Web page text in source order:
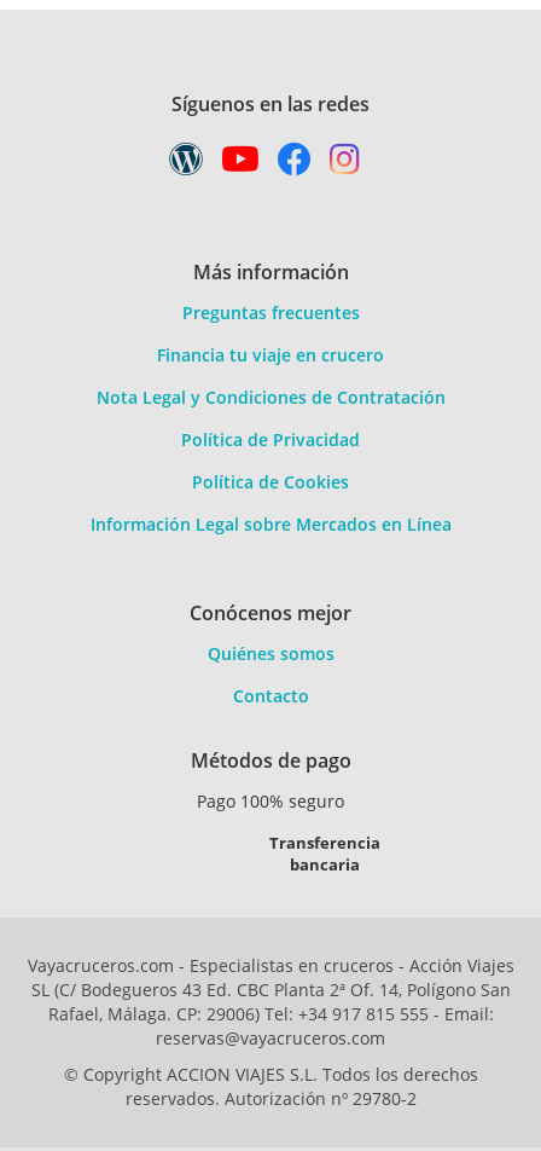
Síguenos en las redes
Más información
Preguntas frecuentes
Financia tu viaje en crucero
Nota Legal y Condiciones de Contratación
Política de Privacidad
Política de Cookies
Información Legal sobre Mercados en Línea
Conócenos mejor
Quiénes somos
Contacto
Métodos de pago
Pago 100% seguro
Transferencia
bancaria
Vayacruceros.com - Especialistas en cruceros - Acción Viajes
SL (C/ Bodegueros 43 Ed. CBC Planta 2ª Of. 14, Polígono San
Rafael, Málaga. CP: 29006) Tel: +34 917 815 555 - Email:
reservas@vayacruceros.com
© Copyright ACCION VIAJES S.L. Todos los derechos
reservados. Autorización nº 29780-2